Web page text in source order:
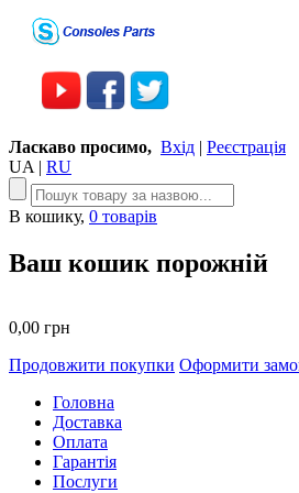
Ласкаво просимо, Вхід | Реєстрація
UA | RU
В кошику, 0 товарів
Ваш кошик порожній
0,00 грн
Продовжити покупки Оформити
Головна
Доставка
Оплата
Гарантія
Послуги